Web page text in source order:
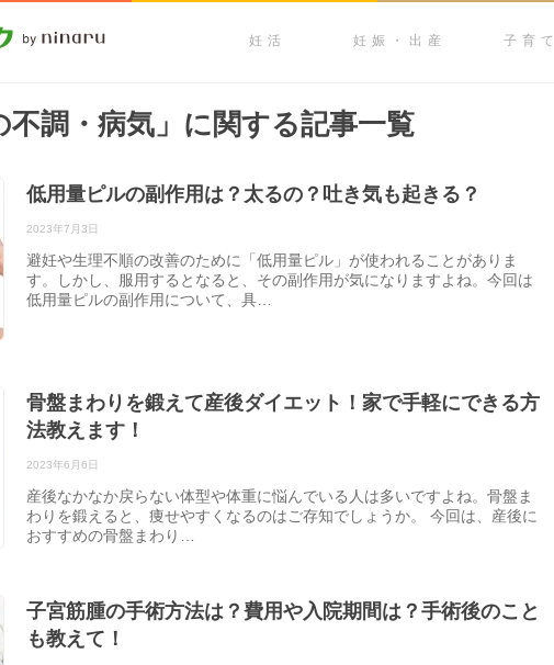
妊活 妊娠・出産 子育て
不調・病気」に関する記事一覧
低用量ピルの副作用は？太るの？吐き気も起きる？
2023年7月3日
避妊や生理不順の改善のために「低用量ピル」が使われることがありま
す。しかし、服用するとなると、その副作用が気になりますよね。今回は
低用量ピルの副作用について、具…
骨盤まわりを鍛えて産後ダイエット！家で手軽にできる方
法教えます！
2023年6月6日
産後なかなか戻らない体型や体重に悩んでいる人は多いですよね。骨盤ま
わりを鍛えると、痩せやすくなるのはご存知でしょうか。 今回は、産後に
おすすめの骨盤まわり…
子宮筋腫の手術方法は？費用や入院期間は？手術後のこと
も教えて！